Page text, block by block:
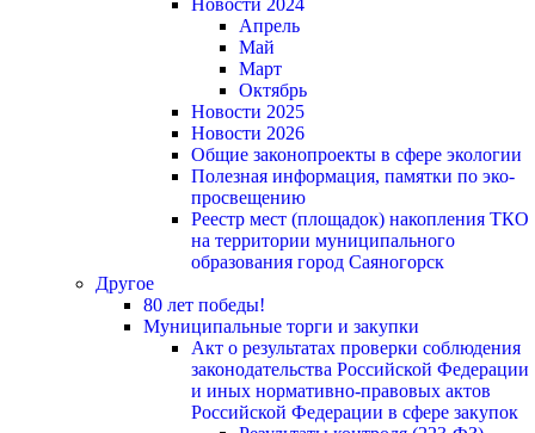
Новости 2024
Апрель
Май
Март
Октябрь
Новости 2025
Новости 2026
Общие законопроекты в сфере экологии
Полезная информация, памятки по эко-
просвещению
Реестр мест (площадок) накопления ТКО
на территории муниципального
образования город Саяногорск
Другое
80 лет победы!
Муниципальные торги и закупки
Акт о результатах проверки соблюдения
законодательства Российской Федерации
и иных нормативно-правовых актов
Российской Федерации в сфере закупок